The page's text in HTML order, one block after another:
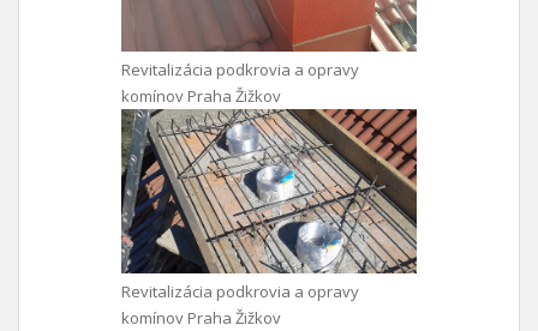
Revitalizácia podkrovia a opravy
komínov Praha Žižkov
Revitalizácia podkrovia a opravy
komínov Praha Žižkov